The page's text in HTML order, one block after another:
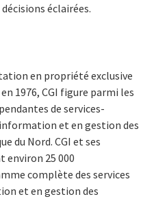
éclairées.
en propriété exclusive
1976, CGI figure parmi les
de services-
et en gestion des
du Nord. CGI et ses
environ 25 000
complète des services
et en gestion des